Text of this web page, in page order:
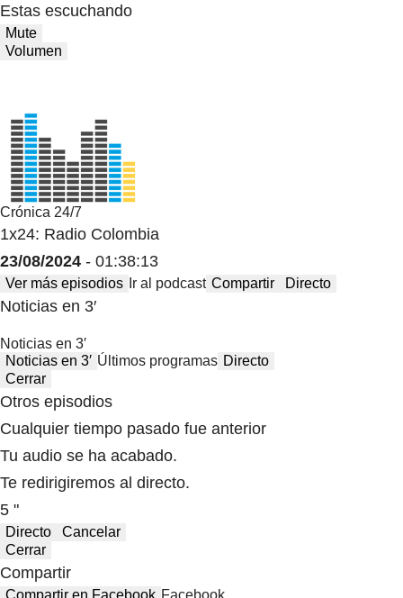
Estas escuchando
Mute
Volumen
Crónica 24/7
1x24: Radio Colombia
23/08/2024 - 01:38:13
Ver más episodios Ir al podcast Compartir Directo
Noticias en 3′
Noticias en 3′
Noticias en 3′ Últimos programas Directo
Cerrar
Otros episodios
Cualquier tiempo pasado fue anterior
Tu audio se ha acabado.
Te redirigiremos al directo.
5 "
Directo
Cancelar
Cerrar
Compartir